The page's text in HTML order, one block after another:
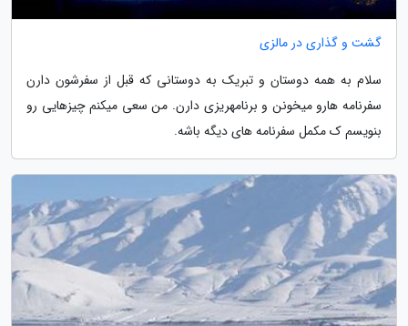
گشت و گذاری در مالزی
سلام به همه دوستان و تبریک به دوستانی که قبل از سفرشون دارن
سفرنامه ­هارو میخونن و برنامه­ریزی دارن. من سعی میکنم چیزهایی رو
بنویسم ک مکمل سفرنامه های دیگه باشه.